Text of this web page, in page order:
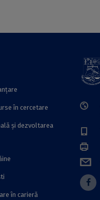
în cercetare
și dezvoltarea
în carieră